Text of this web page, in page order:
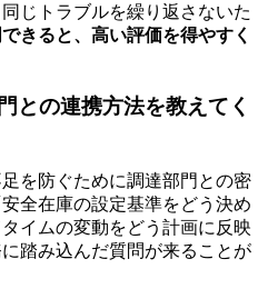
じトラブルを繰り返さないた
きると、高い評価を得やすく
との連携方法を教えてく
を防ぐために調達部門との密
全在庫の設定基準をどう決め
イムの変動をどう計画に反映
踏み込んだ質問が来ることが